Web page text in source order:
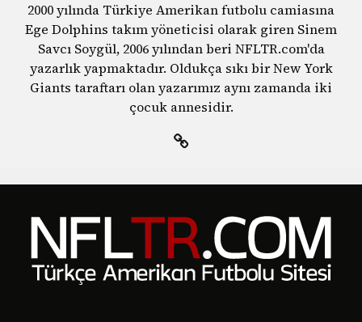
2000 yılında Türkiye Amerikan futbolu camiasına
Ege Dolphins takım yöneticisi olarak giren Sinem
Savcı Soygül, 2006 yılından beri NFLTR.com'da
yazarlık yapmaktadır. Oldukça sıkı bir New York
Giants taraftarı olan yazarımız aynı zamanda iki
çocuk annesidir.